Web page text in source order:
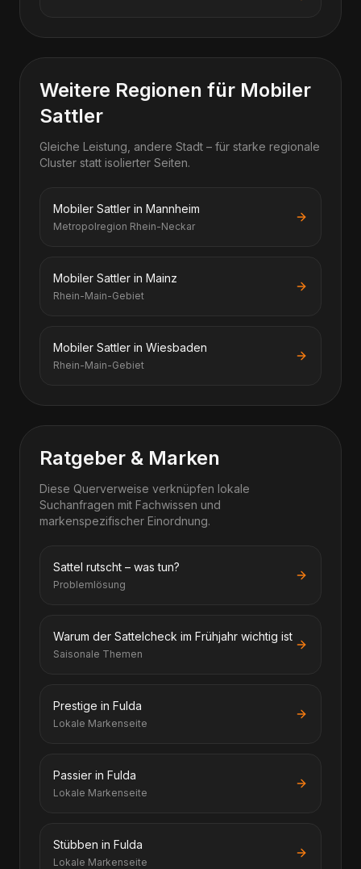
Weitere Regionen für Mobiler
Sattler
Gleiche Leistung, andere Stadt – für starke regionale
Cluster statt isolierter Seiten.
Mobiler Sattler in Mannheim
Metropolregion Rhein-Neckar
Mobiler Sattler in Mainz
Rhein-Main-Gebiet
Mobiler Sattler in Wiesbaden
Rhein-Main-Gebiet
Ratgeber & Marken
Diese Querverweise verknüpfen lokale
Suchanfragen mit Fachwissen und
markenspezifischer Einordnung.
Sattel rutscht – was tun?
Problemlösung
Warum der Sattelcheck im Frühjahr wichtig ist
Saisonale Themen
Prestige in Fulda
Lokale Markenseite
Passier in Fulda
Lokale Markenseite
Stübben in Fulda
Lokale Markenseite